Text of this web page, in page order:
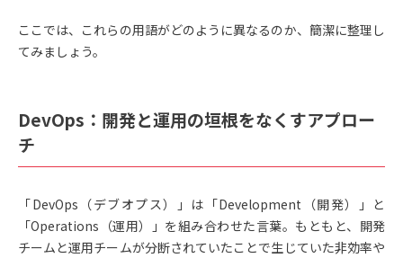
ここでは、これらの用語がどのように異なるのか、簡潔に整理し
てみましょう。
DevOps：開発と運用の垣根をなくすアプロー
チ
「DevOps（デブオプス）」は「Development（開発）」と
「Operations（運用）」を組み合わせた言葉。もともと、開発
チームと運用チームが分断されていたことで生じていた非効率や